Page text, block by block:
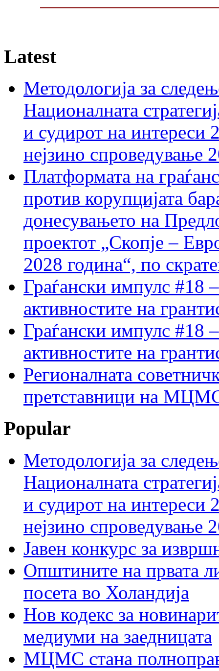
Latest
Методологија за
Националната
и судирот на интереси
нејзино спроведување
Платформата на
против корупцијата
донесувањето на
проектот „Скопје –
2028 година“, по
Граѓански импулс #18
активностите на
Граѓански импулс #18
активностите на
Регионалната
претставници на МЦМС
Popular
Методологија за
Националната
и судирот на интереси
нејзино спроведување
Јавен конкурс за
Општините на првата
посета во Холандија
Нов кодекс за
медиуми на заедницата
МЦМС стана